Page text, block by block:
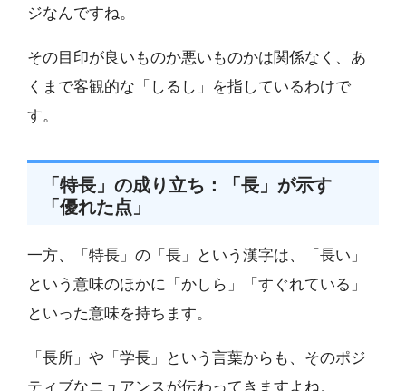
ジなんですね。
その目印が良いものか悪いものかは関係なく、あ
くまで客観的な「しるし」を指しているわけで
す。
「特長」の成り立ち：「長」が示す
「優れた点」
一方、「特長」の「長」という漢字は、「長い」
という意味のほかに「かしら」「すぐれている」
といった意味を持ちます。
「長所」や「学長」という言葉からも、そのポジ
ティブなニュアンスが伝わってきますよね。